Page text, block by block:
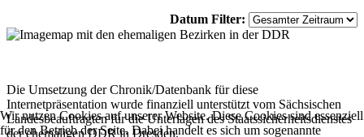
Datum Filter:
Die Umsetzung der Chronik/Datenbank für diese
Internetpräsentation wurde finanziell unterstützt vom Sächsischen
Landesbeauftragten für die Unterlagen des Staatssicherheitsdienstes
der ehemaligen DDR in Dresden.
Wir nutzen Cookies auf unserer Website. Diese Cookies sind essenziell
für den Betrieb der Seite. Dabei handelt es sich um sogenannte